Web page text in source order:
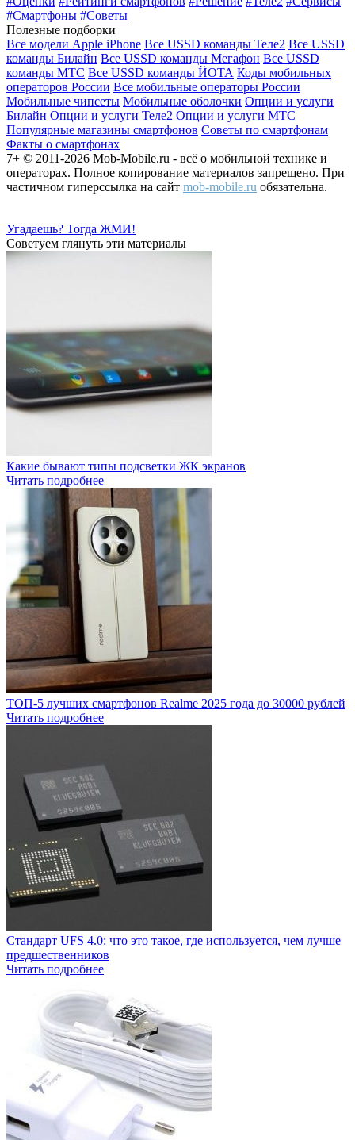
#Смартфоны #Советы
Полезные подборки
Все модели Apple iPhone Все USSD команды Теле2 Все USSD
команды Билайн Все USSD команды Мегафон Все USSD
команды МТС Все USSD команды ЙОТА Коды мобильных
операторов России Все мобильные операторы России
Мобильные чипсеты Мобильные оболочки Опции и услуги
Билайн Опции и услуги Теле2 Опции и услуги МТС
Популярные магазины смартфонов Советы по смартфонам
Факты о смартфонах
7+ © 2011-2026 Mob-Mobile.ru - всё о мобильной технике и
операторах. Полное копирование материалов запрещено. При
частичном гиперссылка на сайт mob-mobile.ru обязательна.
Угадаешь? Тогда ЖМИ!
Советуем глянуть эти материалы
Какие бывают типы подсветки ЖК экранов
Читать подробнее
ТОП-5 лучших смартфонов Realme 2025 года до 30000 рублей
Читать подробнее
Стандарт UFS 4.0: что это такое, где используется, чем лучше
предшественников
Читать подробнее